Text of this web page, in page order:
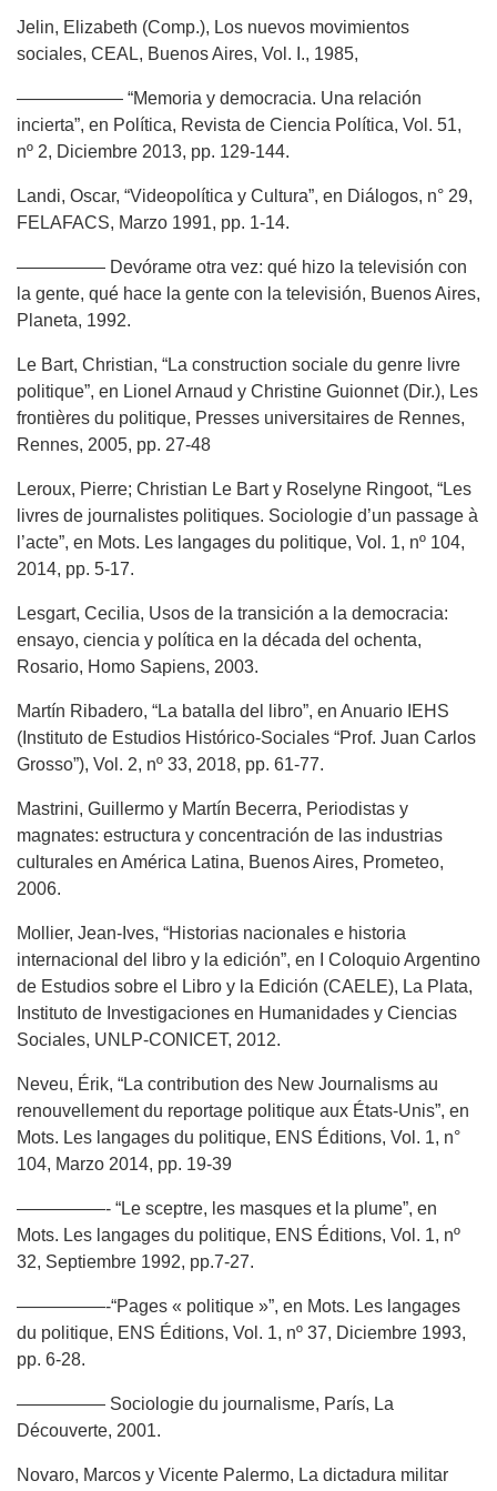
Jelin, Elizabeth (Comp.), Los nuevos movimientos
sociales, CEAL, Buenos Aires, Vol. I., 1985,
—————— “Memoria y democracia. Una relación
incierta”, en Política, Revista de Ciencia Política, Vol. 51,
nº 2, Diciembre 2013, pp. 129-144.
Landi, Oscar, “Videopolítica y Cultura”, en Diálogos, n° 29,
FELAFACS, Marzo 1991, pp. 1-14.
————— Devórame otra vez: qué hizo la televisión con
la gente, qué hace la gente con la televisión, Buenos Aires,
Planeta, 1992.
Le Bart, Christian, “La construction sociale du genre livre
politique”, en Lionel Arnaud y Christine Guionnet (Dir.), Les
frontières du politique, Presses universitaires de Rennes,
Rennes, 2005, pp. 27-48
Leroux, Pierre; Christian Le Bart y Roselyne Ringoot, “Les
livres de journalistes politiques. Sociologie d’un passage à
l’acte”, en Mots. Les langages du politique, Vol. 1, nº 104,
2014, pp. 5-17.
Lesgart, Cecilia, Usos de la transición a la democracia:
ensayo, ciencia y política en la década del ochenta,
Rosario, Homo Sapiens, 2003.
Martín Ribadero, “La batalla del libro”, en Anuario IEHS
(Instituto de Estudios Histórico-Sociales “Prof. Juan Carlos
Grosso”), Vol. 2, nº 33, 2018, pp. 61-77.
Mastrini, Guillermo y Martín Becerra, Periodistas y
magnates: estructura y concentración de las industrias
culturales en América Latina, Buenos Aires, Prometeo,
2006.
Mollier, Jean-Ives, “Historias nacionales e historia
internacional del libro y la edición”, en I Coloquio Argentino
de Estudios sobre el Libro y la Edición (CAELE), La Plata,
Instituto de Investigaciones en Humanidades y Ciencias
Sociales, UNLP-CONICET, 2012.
Neveu, Érik, “La contribution des New Journalisms au
renouvellement du reportage politique aux États-Unis”, en
Mots. Les langages du politique, ENS Éditions, Vol. 1, n°
104, Marzo 2014, pp. 19-39
—————- “Le sceptre, les masques et la plume”, en
Mots. Les langages du politique, ENS Éditions, Vol. 1, nº
32, Septiembre 1992, pp.7-27.
—————-“Pages « politique »”, en Mots. Les langages
du politique, ENS Éditions, Vol. 1, nº 37, Diciembre 1993,
pp. 6-28.
————— Sociologie du journalisme, París, La
Découverte, 2001.
Novaro, Marcos y Vicente Palermo, La dictadura militar